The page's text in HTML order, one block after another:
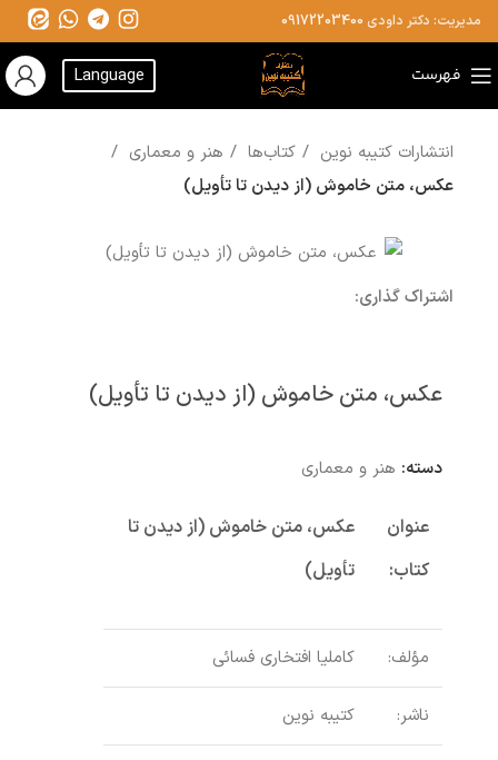
مدیریت: دکتر داودی 09172203400
فهرست Language
انتشارات کتیبه نوین کتاب‌ها
هنر و معماری
عکس، متن خاموش (از دیدن تا تأویل)
اشتراک گذاری:
عکس، متن خاموش (از دیدن تا تأویل)
دسته: هنر و معماری
عنوان
کتاب:
عکس، متن خاموش (از دیدن تا
تأویل)
مؤلف: کاملیا افتخاری فسائی
ناشر: کتیبه نوین